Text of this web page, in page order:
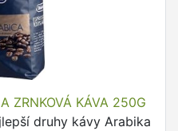
ZRNKOVÁ KÁVA 250G
druhy kávy Arabika